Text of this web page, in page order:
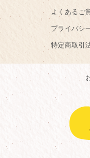
よくあるご
プライバシ
特定商取引